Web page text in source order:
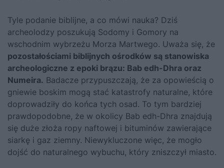
Tyle podanie biblijne, a co mówi nauka? Dziś
archeolodzy poszukują Sodomy i Gomory na
wschodnim wybrzeżu Morza Martwego. Uważa się, że
pozostałościami biblijnych ośrodków są stanowiska
archeologiczne z epoki brązu: Bab edh-Dhra oraz
Numeira. Badacze przypuszczają, że za opowieścią o
gniewie boskim mogą stać katastrofy naturalne, które
doprowadziły do końca tych osad. To tym bardziej
prawdopodobne, że w okolicy Bab edh-Dhra znajdują
się duże złoża ropy naftowej i bituminów zawierające
siarkę i gaz ziemny. Niewykluczone więc, że mogło
dojść do naturalnego wybuchu, który zniszczył miasto.